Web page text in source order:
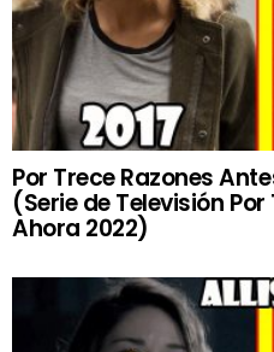
Por Trece Razones
(Serie de Televisión
Ahora 2022)